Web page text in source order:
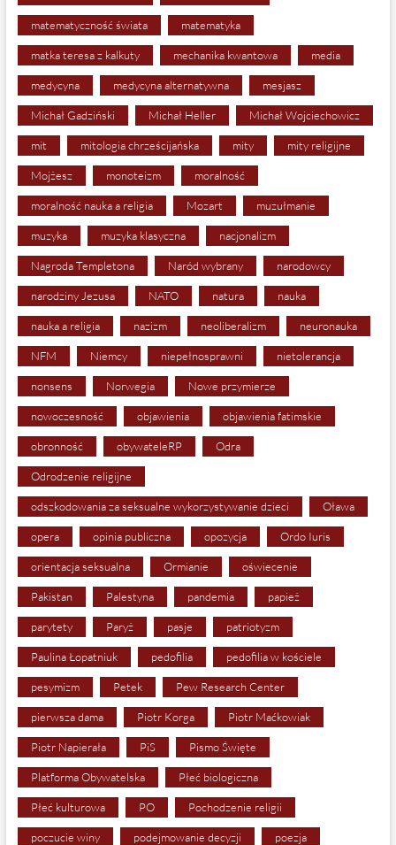
matematyczność świata matematyka
matka teresa z kalkuty mechanika kwantowa media
medycyna medycyna alternatywna mesjasz
Michał Gadziński Michał Heller Michał Wojciechowicz
mit mitologia chrześcijańska mity mity religijne
Mojżesz monoteizm moralność
moralność nauka a religia Mozart muzułmanie
muzyka muzyka klasyczna nacjonalizm
Nagroda Templetona Naród wybrany narodowcy
narodziny Jezusa NATO natura nauka
nauka a religia nazizm neoliberalizm neuronauka
NFM Niemcy niepełnosprawni nietolerancja
nonsens Norwegia Nowe przymierze
nowoczesność objawienia objawienia fatimskie
obronność obywateleRP Odra
Odrodzenie religijne
odszkodowania za seksualne wykorzystywanie dzieci Oława
opera opinia publiczna opozycja Ordo Iuris
orientacja seksualna Ormianie oświecenie
Pakistan Palestyna pandemia papież
parytety Paryż pasje patriotyzm
Paulina Łopatniuk pedofilia pedofilia w kościele
pesymizm Petek Pew Research Center
pierwsza dama Piotr Korga Piotr Maćkowiak
Piotr Napierała PiS Pismo Święte
Platforma Obywatelska Płeć biologiczna
Płeć kulturowa PO Pochodzenie religii
poczucie winy podejmowanie decyzji poezja